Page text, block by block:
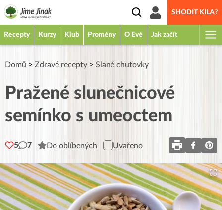
SHODIT KILA?
Recepty Kurzy Klub Proměny O Evě Jak začít
Domů > Zdravé recepty > Slané chuťovky
Pražené slunečnicové
semínko s umeoctem
5 7 Do oblíbených Uvařeno